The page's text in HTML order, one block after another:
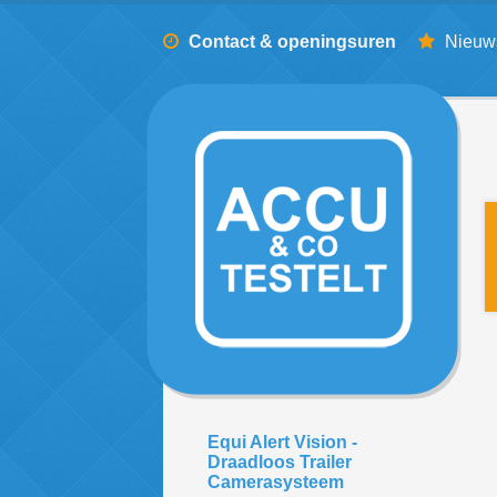
Contact & openingsuren
Equi Alert Vision -
Draadloos Trailer
Camerasysteem